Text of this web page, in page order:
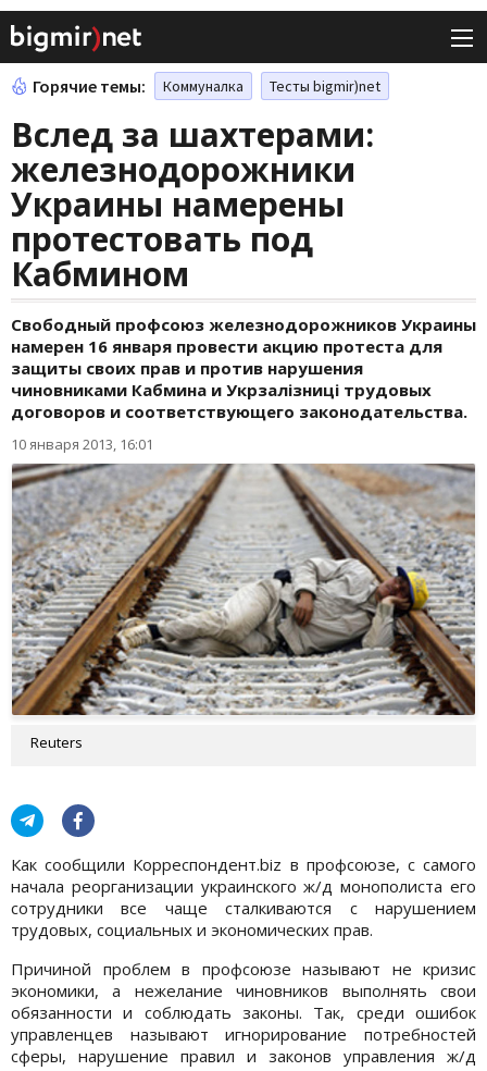
Горячие темы: Коммуналка Тесты bigmir)net
Вслед за шахтерами:
железнодорожники
Украины намерены
протестовать под
Кабмином
Свободный профсоюз железнодорожников Украины
намерен 16 января провести акцию протеста для
защиты своих прав и против нарушения
чиновниками Кабмина и Укрзалізниці трудовых
договоров и соответствующего законодательства.
10 января 2013, 16:01
Reuters
Как сообщили Корреспондент.biz в профсоюзе, с самого
начала реорганизации украинского ж/д монополиста его
сотрудники все чаще сталкиваются с нарушением
трудовых, социальных и экономических прав.
Причиной проблем в профсоюзе называют не кризис
экономики, а нежелание чиновников выполнять свои
обязанности и соблюдать законы. Так, среди ошибок
управленцев называют игнорирование потребностей
сферы, нарушение правил и законов управления ж/д